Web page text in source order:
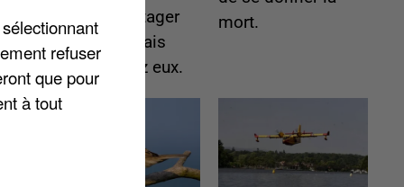
peuvent partager
les points frais
près de chez eux.
mort.
refuser
que pour
à tout